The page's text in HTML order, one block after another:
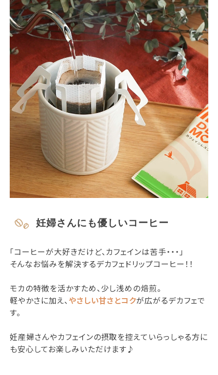
妊婦さんにも優しいコーヒー
「コーヒーが大好きだけど、カフェインは苦手・・・」
そんなお悩みを解決するデカフェドリップコーヒー！！
モカの特徴を活かすため、少し浅めの焙煎。
軽やかさに加え、やさしい甘さとコクが広がるデカフェで
す。
妊産婦さんやカフェインの摂取を控えていらっしゃる方に
も安心してお楽しみいただけます♪